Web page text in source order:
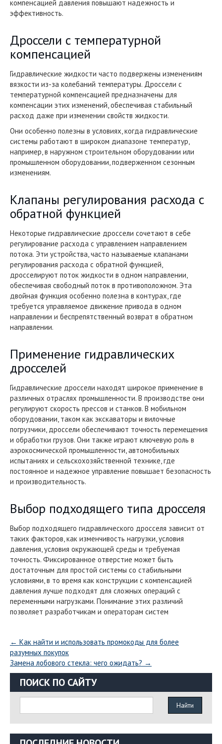
компенсацией давления повышают надежность и
эффективность.
Дроссели с температурной
компенсацией
Гидравлические жидкости часто подвержены изменениям
вязкости из-за колебаний температуры. Дроссели с
температурной компенсацией предназначены для
компенсации этих изменений, обеспечивая стабильный
расход даже при изменении свойств жидкости.
Они особенно полезны в условиях, когда гидравлические
системы работают в широком диапазоне температур,
например, в наружном строительном оборудовании или
промышленном оборудовании, подверженном сезонным
изменениям.
Клапаны регулирования расхода с
обратной функцией
Некоторые гидравлические дроссели сочетают в себе
регулирование расхода с управлением направлением
потока. Эти устройства, часто называемые клапанами
регулирования расхода с обратной функцией,
дросселируют поток жидкости в одном направлении,
обеспечивая свободный поток в противоположном. Эта
двойная функция особенно полезна в контурах, где
требуется управляемое движение привода в одном
направлении и беспрепятственный возврат в обратном
направлении.
Применение гидравлических
дросселей
Гидравлические дроссели находят широкое применение в
различных отраслях промышленности. В производстве они
регулируют скорость прессов и станков. В мобильном
оборудовании, таком как экскаваторы и вилочные
погрузчики, дроссели обеспечивают точность перемещения
и обработки грузов. Они также играют ключевую роль в
аэрокосмической промышленности, автомобильных
испытаниях и сельскохозяйственной технике, где
постоянное и надежное управление повышает безопасность
и производительность.
Выбор подходящего типа дросселя
Выбор подходящего гидравлического дросселя зависит от
таких факторов, как изменчивость нагрузки, условия
давления, условия окружающей среды и требуемая
точность. Фиксированное отверстие может быть
достаточным для простой системы со стабильными
условиями, в то время как конструкции с компенсацией
давления лучше подходят для сложных операций с
переменными нагрузками. Понимание этих различий
позволяет разработчикам и операторам систем
← Как найти и использовать промокоды для более
разумных покупок
Замена лобового стекла: чего ожидать? →
ПОИСК ПО САЙТУ